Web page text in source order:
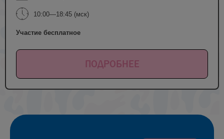
10:00—18:45 (мск)
Участие бесплатное
ПОДРОБНЕЕ